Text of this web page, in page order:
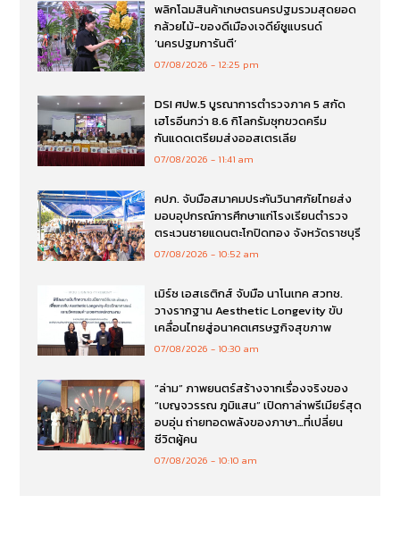
พลิกโฉมสินค้าเกษตรนครปฐมรวมสุดยอด
กล้วยไม้-ของดีเมืองเจดีย์ชูแบรนด์
‘นครปฐมการันตี’
07/08/2026 12:25 pm
DSI ศปพ.5 บูรณาการตำรวจภาค 5 สกัด
เฮโรอีนกว่า 8.6 กิโลกรัมซุกขวดครีม
กันแดดเตรียมส่งออสเตรเลีย
07/08/2026 11:41 am
คปภ. จับมือสมาคมประกันวินาศภัยไทยส่ง
มอบอุปกรณ์การศึกษาแก่โรงเรียนตำรวจ
ตระเวนชายแดนตะโกปิดทอง จังหวัดราชบุรี
07/08/2026 10:52 am
เมิร์ซ เอสเธติกส์ จับมือ นาโนเทค สวทช.
วางรากฐาน Aesthetic Longevity ขับ
เคลื่อนไทยสู่อนาคตเศรษฐกิจสุขภาพ
07/08/2026 10:30 am
“ล่าม” ภาพยนตร์สร้างจากเรื่องจริงของ
“เบญจวรรณ ภูมิแสน” เปิดกาล่าพรีเมียร์สุด
อบอุ่น ถ่ายทอดพลังของภาษา…ที่เปลี่ยน
ชีวิตผู้คน
07/08/2026 10:10 am